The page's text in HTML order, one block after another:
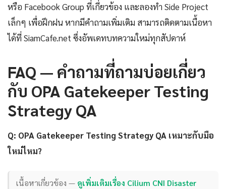
หรือ Facebook Group ที่เกี่ยวข้อง และลองทำ Side Project
เล็กๆ เพื่อฝึกฝน หากมีคำถามเพิ่มเติม สามารถติดตามเนื้อหา
ได้ที่ SiamCafe.net ซึ่งอัพเดทบทความใหม่ทุกสัปดาห์
FAQ — คำถามที่ถามบ่อยเกี่ยว
กับ OPA Gatekeeper Testing
Strategy QA
Q: OPA Gatekeeper Testing Strategy QA เหมาะกับมือ
ใหม่ไหม?
เนื้อหาเกี่ยวข้อง — ดูเพิ่มเติมเรื่อง Cilium CNI Disaster